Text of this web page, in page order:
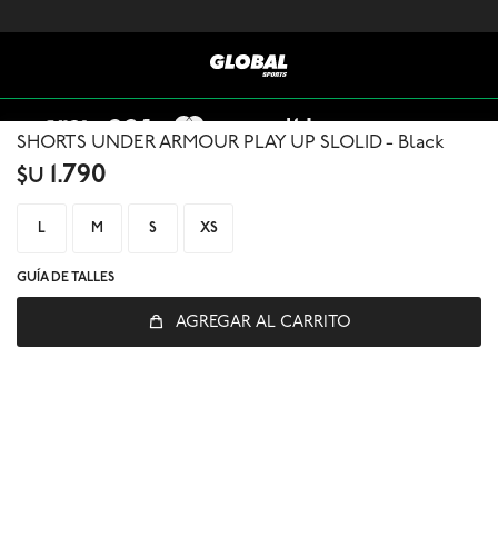
SHORTS UNDER ARMOUR PLAY UP SLOLID - Black
$U 1.790
L M S XS
GUÍA DE TALLES
AGREGAR AL CARRITO